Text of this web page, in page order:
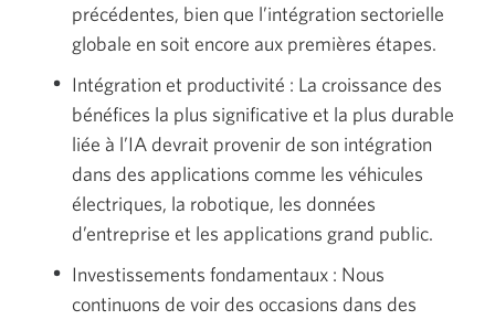
précédentes, bien que l’intégration sectorielle
globale en soit encore aux premières étapes.
Intégration et productivité : La croissance des
bénéfices la plus significative et la plus durable
liée à l’IA devrait provenir de son intégration
dans des applications comme les véhicules
électriques, la robotique, les données
d’entreprise et les applications grand public.
Investissements fondamentaux : Nous
continuons de voir des occasions dans des